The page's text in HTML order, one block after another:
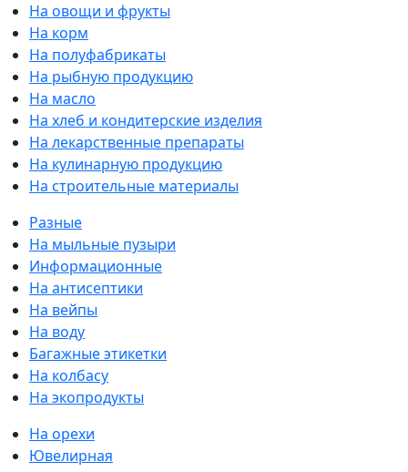
На овощи и фрукты
На корм
На полуфабрикаты
На рыбную продукцию
На масло
На хлеб и кондитерские изделия
На лекарственные препараты
На кулинарную продукцию
На строительные материалы
Разные
На мыльные пузыри
Информационные
На антисептики
На вейпы
На воду
Багажные этикетки
На колбасу
На экопродукты
На орехи
Ювелирная